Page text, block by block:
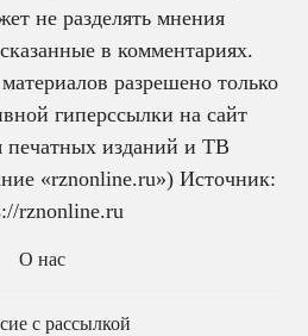
не разделять мнения
в комментариях.
разрешено только
гиперссылки на сайт
печатных изданий и ТВ
«rznonline.ru») Источник:
rznonline.ru
О нас
с рассылкой